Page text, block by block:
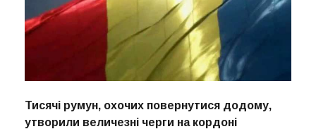
Тисячі румун, охочих повернутися додому,
утворили величезні черги на кордоні